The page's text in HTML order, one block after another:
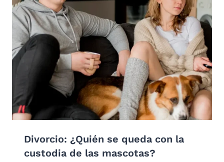
Divorcio: ¿Quién se queda con la
custodia de las mascotas?